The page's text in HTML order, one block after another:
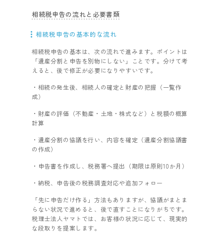
相続税申告の流れと必要書類
相続税申告の基本的な流れ
相続税申告の基本は、次の流れで進みます。ポイントは
「遺産分割と申告を別物にしない」ことです。分けて考
えると、後で修正が必要になりやすいです。
・相続の発生後、相続人の確定と財産の把握（一覧作
成）
・財産の評価（不動産・土地・株式など）と税額の概算
計算
・遺産分割の協議を行い、内容を確定（遺産分割協議書
の作成）
・申告書を作成し、税務署へ提出（期限は原則10か月）
・納税、申告後の税務調査対応や追加フォロー
「先に申告だけ作る」方法もありますが、協議がまとま
らない状況で進めると、後で直すことになりがちです。
税理士法人ヤマトでは、お客様の状況に応じて、現実的
な段取りを提案します。